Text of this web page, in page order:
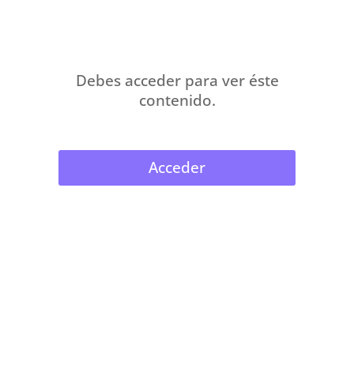
Debes acceder para ver éste
contenido.
Acceder